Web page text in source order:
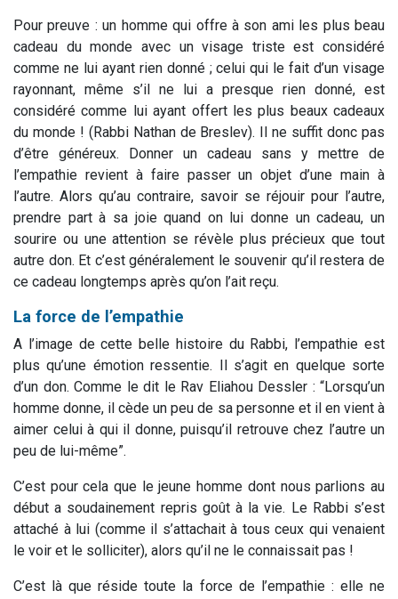
Pour preuve : un homme qui offre à son ami les plus beau
cadeau du monde avec un visage triste est considéré
comme ne lui ayant rien donné ; celui qui le fait d’un visage
rayonnant, même s’il ne lui a presque rien donné, est
considéré comme lui ayant offert les plus beaux cadeaux
du monde ! (Rabbi Nathan de Breslev). Il ne suffit donc pas
d’être généreux. Donner un cadeau sans y mettre de
l’empathie revient à faire passer un objet d’une main à
l’autre. Alors qu’au contraire, savoir se réjouir pour l’autre,
prendre part à sa joie quand on lui donne un cadeau, un
sourire ou une attention se révèle plus précieux que tout
autre don. Et c’est généralement le souvenir qu’il restera de
ce cadeau longtemps après qu’on l’ait reçu.
La force de l’empathie
A l’image de cette belle histoire du Rabbi, l’empathie est
plus qu’une émotion ressentie. Il s’agit en quelque sorte
d’un don. Comme le dit le Rav Eliahou Dessler : “Lorsqu’un
homme donne, il cède un peu de sa personne et il en vient à
aimer celui à qui il donne, puisqu’il retrouve chez l’autre un
peu de lui-même”.
C’est pour cela que le jeune homme dont nous parlions au
début a soudainement repris goût à la vie. Le Rabbi s’est
attaché à lui (comme il s’attachait à tous ceux qui venaient
le voir et le solliciter), alors qu’il ne le connaissait pas !
C’est là que réside toute la force de l’empathie : elle ne